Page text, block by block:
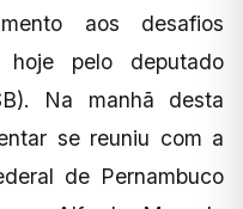
aos desafios
hoje pelo deputado
Na manhã desta
se reuniu com a
de Pernambuco